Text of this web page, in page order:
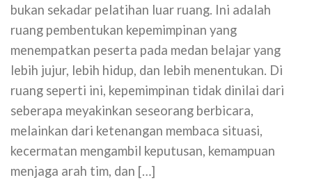
bukan sekadar pelatihan luar ruang. Ini adalah
ruang pembentukan kepemimpinan yang
menempatkan peserta pada medan belajar yang
lebih jujur, lebih hidup, dan lebih menentukan. Di
ruang seperti ini, kepemimpinan tidak dinilai dari
seberapa meyakinkan seseorang berbicara,
melainkan dari ketenangan membaca situasi,
kecermatan mengambil keputusan, kemampuan
menjaga arah tim, dan […]